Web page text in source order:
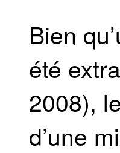
Bien
été
2008),
d’une